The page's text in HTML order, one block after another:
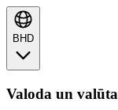
BHD
Valoda un valūta